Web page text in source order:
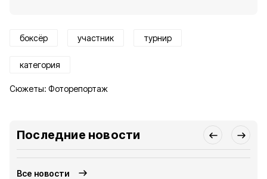
боксёр участник турнир
категория
Сюжеты: Фоторепортаж
Последние новости
Все новости